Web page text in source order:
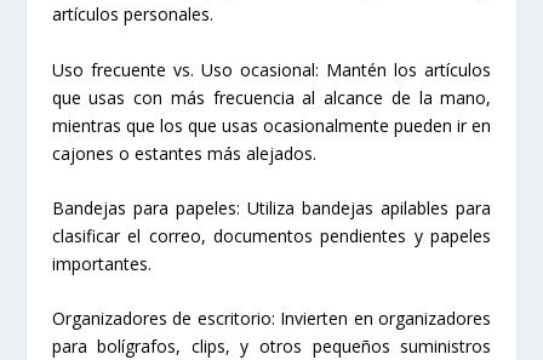
artículos personales.
Uso frecuente vs. Uso ocasional: Mantén los artículos
que usas con más frecuencia al alcance de la mano,
mientras que los que usas ocasionalmente pueden ir en
cajones o estantes más alejados.
Bandejas para papeles: Utiliza bandejas apilables para
clasificar el correo, documentos pendientes y papeles
importantes.
Organizadores de escritorio: Invierten en organizadores
para bolígrafos, clips, y otros pequeños suministros